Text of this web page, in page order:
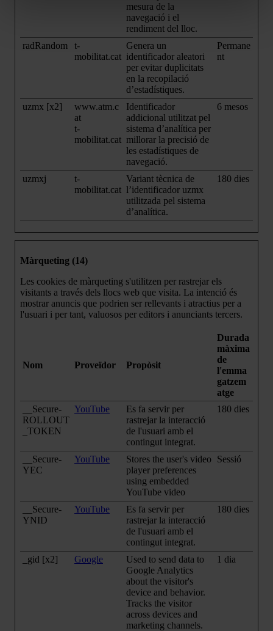
mesura de la
navegació i el
rendiment del lloc.
radRandom
t-
mobilitat.cat
Genera un
identificador aleatori
per evitar duplicitats
en la recopilació
d’estadístiques.
Permane
nt
uzmx [x2]
www.atm.c
at
t-
mobilitat.cat
Identificador
addicional utilitzat pel
sistema d’analítica per
millorar la precisió de
les estadístiques de
navegació.
6 mesos
uzmxj
t-
mobilitat.cat
Variant tècnica de
l’identificador uzmx
utilitzada pel sistema
d’analítica.
180 dies
Màrqueting (14)
Les cookies de màrqueting s'utilitzen per rastrejar els
visitants a través dels llocs web que visita. La intenció és
mostrar anuncis que podrien ser rellevants i atractius per a
l'usuari i per tant, valuosos per editors i anunciants tercers.
Nom Proveïdor Propòsit
Durada
màxima
de
l'emma
gatzem
atge
__Secure-
ROLLOUT
_TOKEN
YouTube
Es fa servir per
rastrejar la interacció
de l'usuari amb el
contingut integrat.
180 dies
__Secure-
YEC
YouTube
Stores the user's video
player preferences
using embedded
YouTube video
Sessió
__Secure-
YNID
YouTube
Es fa servir per
rastrejar la interacció
de l'usuari amb el
contingut integrat.
180 dies
_gid [x2] Google
Used to send data to
Google Analytics
about the visitor's
device and behavior.
Tracks the visitor
across devices and
marketing channels.
1 dia